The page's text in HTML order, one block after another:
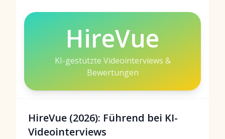
HireVue
KI-gestützte Videointerviews &
Bewertungen
HireVue (2026): Führend bei KI-
Videointerviews